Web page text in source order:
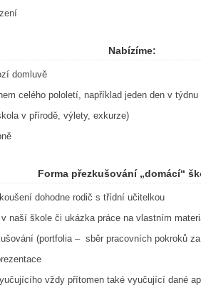
Nabízíme:
domluvě
celého pololetí, například jeden den v týdnu
v přírodě, výlety, exkurze)
Forma přezkušování „domácí“
dohodne rodič s třídní učitelkou
naší škole či ukázka práce na vlastním
(portfolia – sběr pracovních pokroků
vždy přítomen také vyučující dané